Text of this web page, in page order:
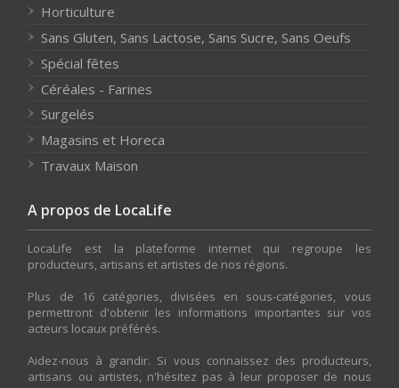
Horticulture
Sans Gluten, Sans Lactose, Sans Sucre, Sans Oeufs
Spécial fêtes
Céréales - Farines
Surgelés
Magasins et Horeca
Travaux Maison
A propos de LocaLife
LocaLife est la plateforme internet qui regroupe les
producteurs, artisans et artistes de nos régions.
Plus de 16 catégories, divisées en sous-catégories, vous
permettront d'obtenir les informations importantes sur vos
acteurs locaux préférés.
Aidez-nous à grandir. Si vous connaissez des producteurs,
artisans ou artistes, n'hésitez pas à leur proposer de nous